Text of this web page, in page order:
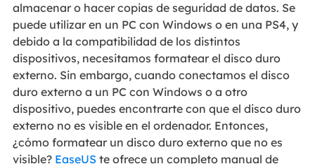
almacenar o hacer copias de seguridad de datos. Se
puede utilizar en un PC con Windows o en una PS4, y
debido a la compatibilidad de los distintos
dispositivos, necesitamos formatear el disco duro
externo. Sin embargo, cuando conectamos el disco
duro externo a un PC con Windows o a otro
dispositivo, puedes encontrarte con que el disco duro
externo no es visible en el ordenador. Entonces,
¿cómo formatear un disco duro externo que no es
visible? EaseUS te ofrece un completo manual de